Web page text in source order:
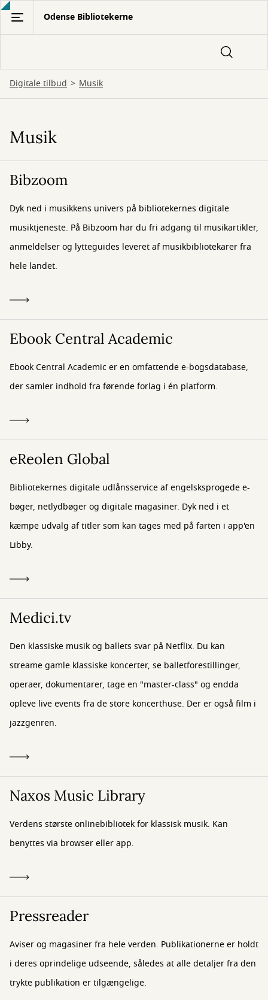
Gå
hovedindhold
Odense Bibliotekerne
Digitale tilbud Musik
Musik
Musik
Bibzoom
Dyk ned i musikkens univers på bibliotekernes digitale
musiktjeneste. På Bibzoom har du fri adgang til musikartikler,
anmeldelser og lytteguides leveret af musikbibliotekarer fra
hele landet.
Ebook Central Academic
Ebook Central Academic er en omfattende e-bogsdatabase,
der samler indhold fra førende forlag i én platform.
eReolen Global
Bibliotekernes digitale udlånsservice af engelsksprogede e-
bøger, netlydbøger og digitale magasiner. Dyk ned i et
kæmpe udvalg af titler som kan tages med på farten i app'en
Libby.
Medici.tv
Den klassiske musik og ballets svar på Netflix. Du kan
streame gamle klassiske koncerter, se balletforestillinger,
operaer, dokumentarer, tage en "master-class" og endda
opleve live events fra de store koncerthuse. Der er også film i
jazzgenren.
Naxos Music Library
Verdens største onlinebibliotek for klassisk musik. Kan
benyttes via browser eller app.
Pressreader
Aviser og magasiner fra hele verden. Publikationerne er holdt
i deres oprindelige udseende, således at alle detaljer fra den
trykte publikation er tilgængelige.